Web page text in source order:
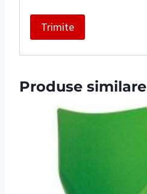
Produse similare